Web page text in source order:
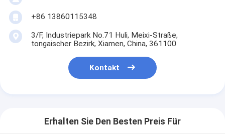
+86 13860115348
3/F, Industriepark No.71 Huli, Meixi-Straße,
tongaischer Bezirk, Xiamen, China, 361100
Kontakt
Erhalten Sie Den Besten Preis Für